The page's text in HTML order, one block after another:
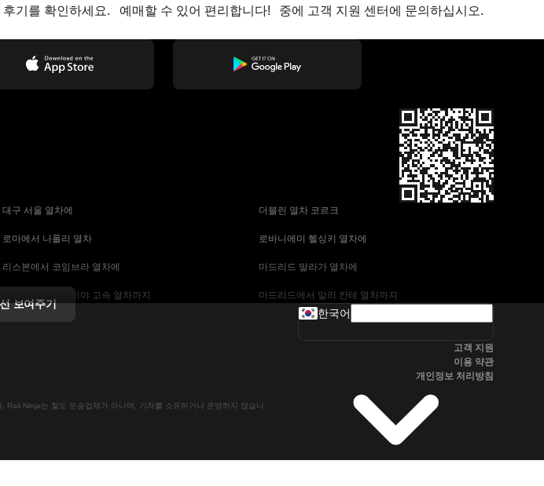
후기를 확인하세요.
예매할 수 있어 편리합니다!
중에 고객 지원 센터에 문의하십시오.
대구 서울 열차에 더블린 열차 코르크
로마에서 나폴리 열차 로바니에미 헬싱키 열차에
리스본에서 코임브라 열차에 마드리드 말라가 열차에
마드리드에서 세비야 고속 열차까지 마드리드에서 알리 칸테 열차까지
바르셀로나-말라가 열차
비엔나에서 프라하 고속 열차에 서울~울산열차
보여주기
Ninja는 철도 운송업체가 아니며, 기차를 소유하거나 운영하지 않습니
한국어
고객 지원
이용 약관
개인정보 처리방침